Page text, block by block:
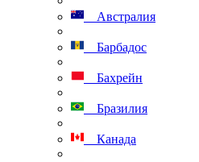
Австралия
Барбадос
Бахрейн
Бразилия
Канада